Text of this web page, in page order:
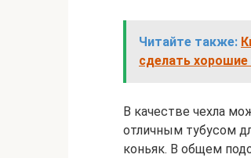
Читайте также:
сделать
В качестве чехла
отличным тубусом
коньяк. В общем